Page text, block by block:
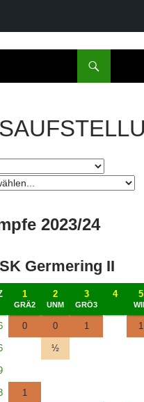
2023/24
Germering II
1
GRÄ2
2
UNM
3
GRÖ3
4 5
0 0 1 1
½
1